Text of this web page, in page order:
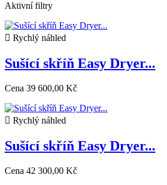
Aktivní filtry
 Rychlý náhled
Sušící skříň Easy Dryer...
Cena 39 600,00 Kč
 Rychlý náhled
Sušící skříň Easy Dryer...
Cena 42 300,00 Kč